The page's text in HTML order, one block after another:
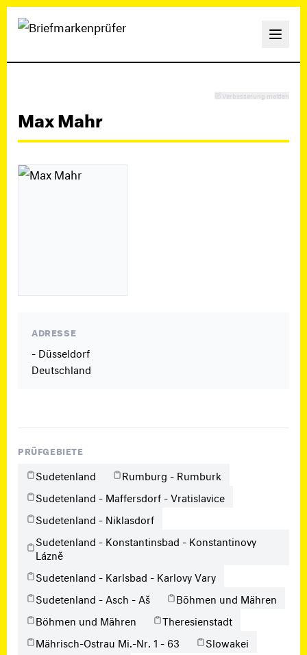
Verbesserung melden
Max Mahr
ADRESSE
- Düsseldorf
Deutschland
PRÜFGEBIETE
Sudetenland
Rumburg - Rumburk
Sudetenland - Maffersdorf - Vratislavice
Sudetenland - Niklasdorf
Sudetenland - Konstantinsbad - Konstantinovy
Lázně
Sudetenland - Karlsbad - Karlovy Vary
Sudetenland - Asch - Aš
Böhmen und Mähren
Böhmen und Mähren
Theresienstadt
Mährisch-Ostrau Mi.-Nr. 1 - 63
Slowakei